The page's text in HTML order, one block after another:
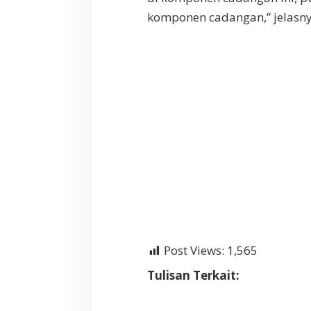
komponen cadangan,”
Post Views: 1,565
Tulisan Terkait: